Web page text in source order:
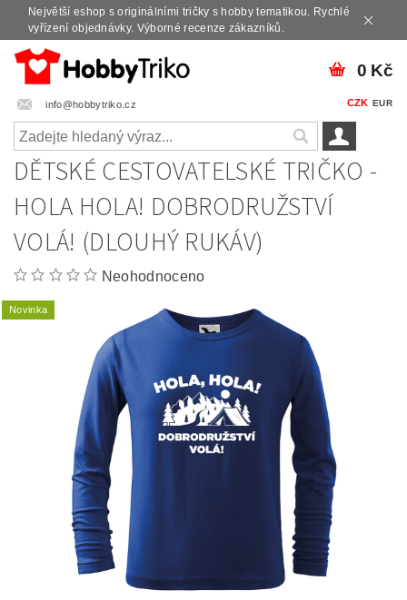
Největší eshop s originálními tričky s hobby tematikou. Rychlé
vyřízení objednávky. Výborné recenze zákazníků.
info@hobbytriko.cz CZK EUR
0 Kč
DĚTSKÉ CESTOVATELSKÉ TRIČKO -
HOLA HOLA! DOBRODRUŽSTVÍ
VOLÁ! (DLOUHÝ RUKÁV)
Neohodnoceno
Novinka